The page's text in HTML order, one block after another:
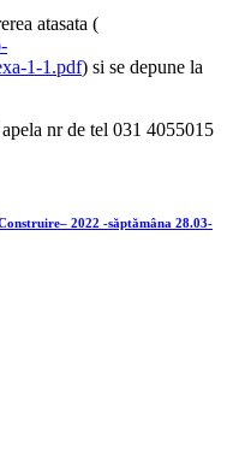
atasata (
1-1.pdf) si se depune la
nr de tel 031 4055015
2022 -săptămâna 28.03-